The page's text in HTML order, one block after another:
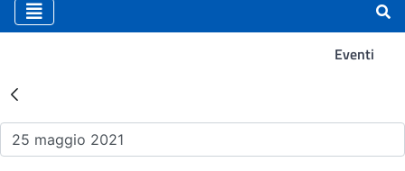
Eventi
Risultati della Ricerca -